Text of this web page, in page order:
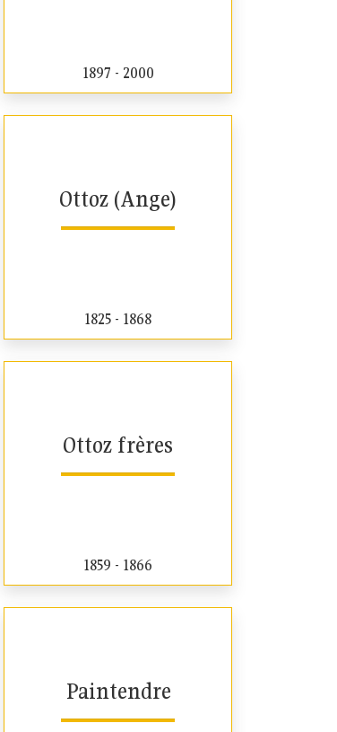
1897 - 2000
Ottoz (Ange)
1825 - 1868
Ottoz frères
1859 - 1866
Paintendre